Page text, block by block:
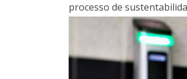
processo de